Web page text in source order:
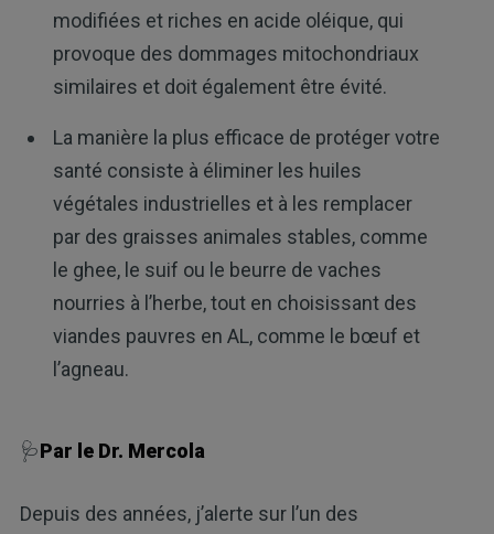
modifiées et riches en acide oléique, qui
provoque des dommages mitochondriaux
similaires et doit également être évité.
La manière la plus efficace de protéger votre
santé consiste à éliminer les huiles
végétales industrielles et à les remplacer
par des graisses animales stables, comme
le ghee, le suif ou le beurre de vaches
nourries à l’herbe, tout en choisissant des
viandes pauvres en AL, comme le bœuf et
l’agneau.
🩺Par le Dr. Mercola
Depuis des années, j’alerte sur l’un des